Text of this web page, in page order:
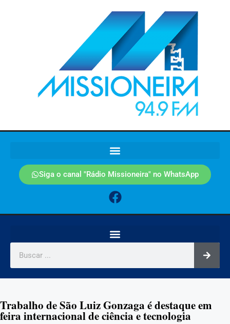
Siga o canal "Rádio Missioneira" no WhatsApp
Trabalho de São Luiz Gonzaga é destaque em
feira internacional de ciência e tecnologia